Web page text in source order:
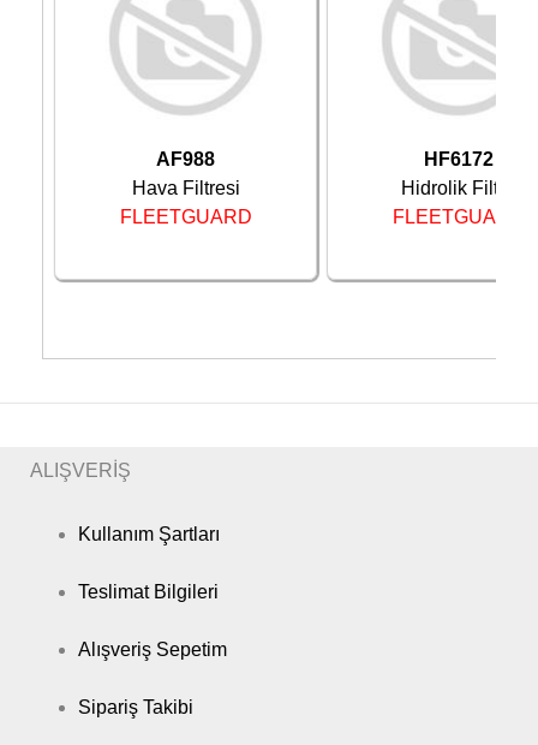
AF988
Hava Filtresi
FLEETGUARD
HF6172
Hidrolik Filtre
FLEETGUARD
ALIŞVERİŞ
Kullanım Şartları
Teslimat Bilgileri
Alışveriş Sepetim
Sipariş Takibi